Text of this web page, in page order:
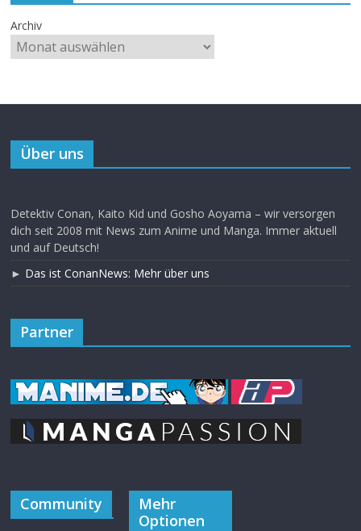
Archiv
Über uns
Detektiv Conan, Kaito Kid und Gosho Aoyama – wir versorgen
dich seit 2008 mit News zum Anime und Manga. Immer aktuell
und auf Deutsch!
► Das ist ConanNews: Mehr über uns
Partner
Community
Mehr
Optionen